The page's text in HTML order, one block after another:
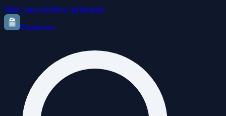
Aller au contenu principal
Elections